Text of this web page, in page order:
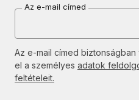
Az e-mail címed
Az e-mail címed biztonságban
el a személyes adatok
feltételeit.